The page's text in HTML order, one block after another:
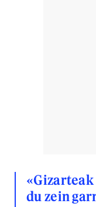
du zein